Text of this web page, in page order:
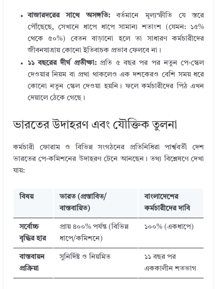
বাজারদরের সাথে অসঙ্গতি:বর্তমানে মূল্যস্ফীতি যে স্তরে
পৌঁছেছে, সেখানে ধাপে ধাপে সামান্য শতাংশ (যেমন: ১৫%
থেকে ৫০%) বেতন বাড়ানো হলে তা সাধারণ কর্মচারীদের
জীবনযাত্রায় কোনো ইতিবাচক প্রভাব ফেলবে না।
১১ বছরের দীর্ঘ প্রতীক্ষা:প্রতি ৫ বছর পর পর নতুন পে-স্কেল
দেওয়ার নিয়ম বা প্রথা থাকলেও এক দশকেরও বেশি সময় ধরে
কোনো নতুন স্কেল দেওয়া হয়নি। ফলে কর্মচারীদের পিঠ এখন
দেয়ালে ঠেকে গেছে।
ভারতের উদাহরণ এবং যৌক্তিক তুলনা
কর্মচারী ফোরাম ও বিভিন্ন সংগঠনের প্রতিনিধিরা পার্শ্ববর্তী দেশ
ভারতের পে-কমিশনের উদাহরণ টেনে আনছেন। তথ্য বিশ্লেষণে দেখা
যায়:
বিষয়
ভারত (প্রস্তাবিত/
বাস্তবায়িত)
বাংলাদেশের
কর্মচারীদের দাবি
সর্বোচ্চ
বৃদ্ধির হার
প্রায় ৪০০% পর্যন্ত (বিভিন্ন
ধাপে/কমিশনে)
১০০% (একধাপে)
বাস্তবায়ন
প্রক্রিয়া
সুনির্দিষ্ট ও নিয়মিত
১১ বছর পর
এককালীন শতভাগ